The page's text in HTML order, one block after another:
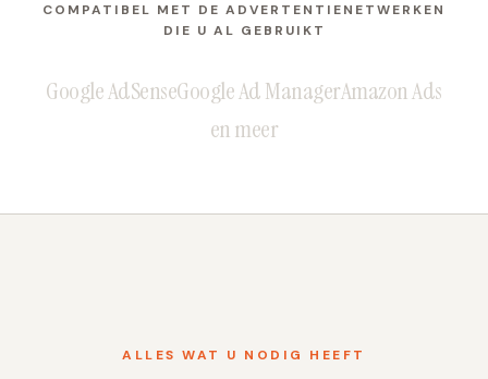
COMPATIBEL MET DE ADVERTENTIENETWERKEN
DIE U AL GEBRUIKT
Google AdSenseGoogle Ad ManagerAmazon Ads
en meer
ALLES WAT U NODIG HEEFT